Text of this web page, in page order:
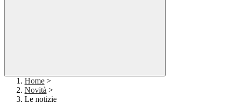
Home >
Novità >
Le notizie